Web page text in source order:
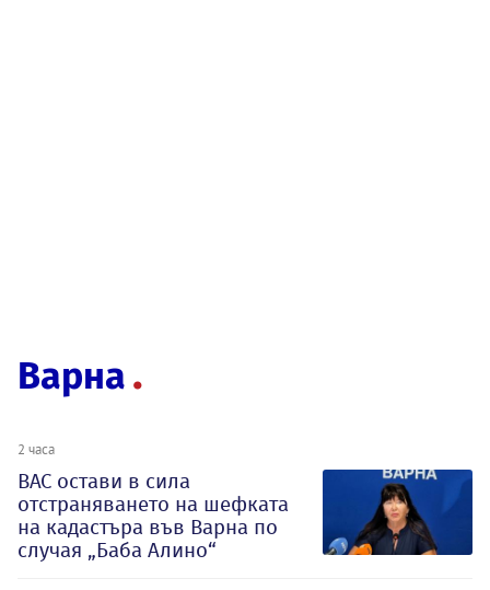
Варна
2 часа
ВАС остави в сила
отстраняването на шефката
на кадастъра във Варна по
случая „Баба Алино“